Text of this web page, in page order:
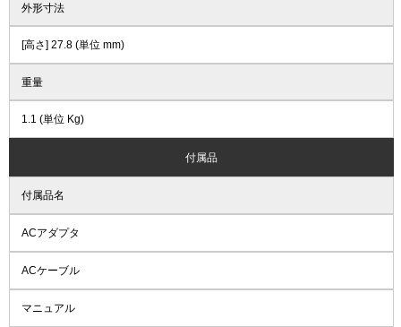
外形寸法
[高さ] 27.8 (単位 mm)
重量
1.1 (単位 Kg)
付属品
付属品名
ACアダプタ
ACケーブル
マニュアル